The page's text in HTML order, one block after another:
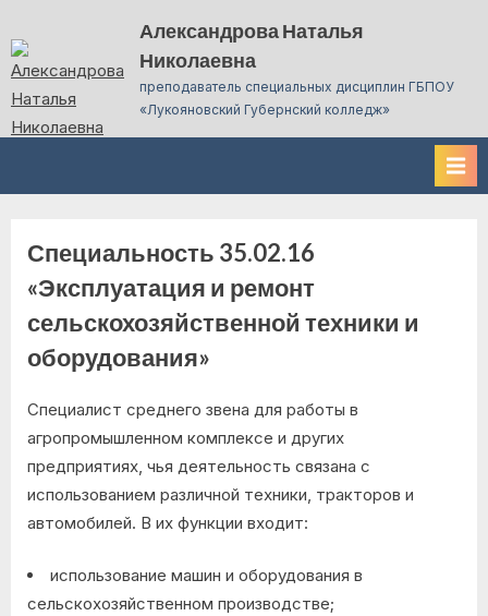
to
content
Александрова Наталья
Николаевна
преподаватель специальных дисциплин ГБПОУ
«Лукояновский Губернский колледж»
Специальность 35.02.16
«Эксплуатация и ремонт
сельскохозяйственной техники и
оборудования»
Специалист среднего звена для работы в
агропромышленном комплексе и других
предприятиях, чья деятельность связана с
использованием различной техники, тракторов и
автомобилей. В их функции входит:
использование машин и оборудования в
сельскохозяйственном производстве;